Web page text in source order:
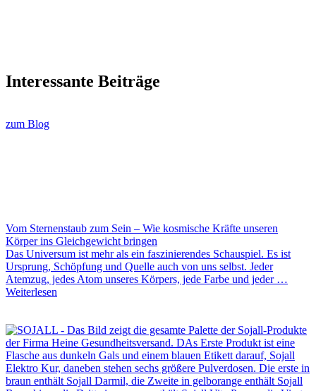
Interessante Beiträge
zum Blog
Vom Sternenstaub zum Sein – Wie kosmische Kräfte unseren
Körper ins Gleichgewicht bringen
Das Universum ist mehr als ein faszinierendes Schauspiel. Es ist
Ursprung, Schöpfung und Quelle auch von uns selbst. Jeder
Atemzug, jedes Atom unseres Körpers, jede Farbe und jeder …
Weiterlesen